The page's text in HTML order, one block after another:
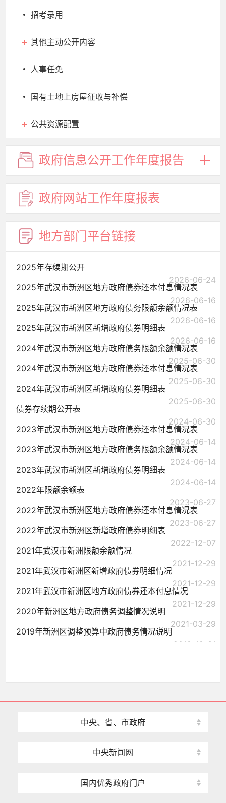
招考录用
其他主动公开内容
人事任免
国有土地上房屋征收与补偿
公共资源配置
政府信息公开工作年度报告
政府网站工作年度报表
地方部门平台链接
2025年存续期公开
2026-06-24
2025年武汉市新洲区地方政府债券还本付息情况表
2026-06-16
2025年武汉市新洲区地方政府债务限额余额情况表
2026-06-16
2025年武汉市新洲区新增政府债券明细表
2026-06-16
2024年武汉市新洲区地方政府债务限额余额情况表
2025-06-30
2024年武汉市新洲区地方政府债券还本付息情况表
2025-06-30
2024年武汉市新洲区新增政府债券明细表
2025-06-30
债券存续期公开表
2024-06-30
2023年武汉市新洲区地方政府债券还本付息情况表
2024-06-14
2023年武汉市新洲区地方政府债务限额余额情况表
2024-06-14
2023年武汉市新洲区新增政府债券明细表
2024-06-14
2022年限额余额表
2023-06-27
2022年武汉市新洲区地方政府债券还本付息情况表
2023-06-27
2022年武汉市新洲区新增政府债券明细表
2022-12-07
2021年武汉市新洲限额余额情况
2021-12-29
2021年武汉市新洲区新增政府债券明细情况
2021-12-29
2021年武汉市新洲区地方政府债券还本付息情况
2021-12-29
2020年新洲区地方政府债务调整情况说明
2021-03-29
2019年新洲区调整预算中政府债务情况说明
2019-12-31
中央、省、市政府
中央新闻网
国内优秀政府门户